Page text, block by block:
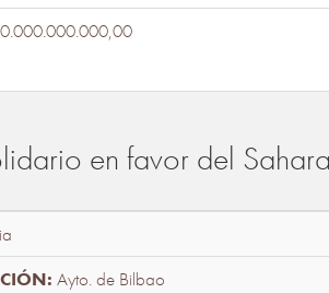
en favor del
Ayto. de Bilbao